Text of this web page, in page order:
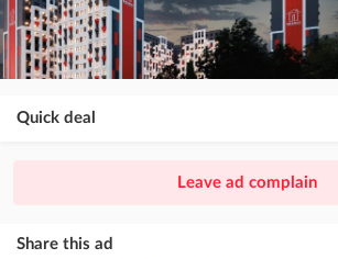
Quick deal
ad placement above VIP + paid promotion on
VIP
Leave ad complain
Share this ad